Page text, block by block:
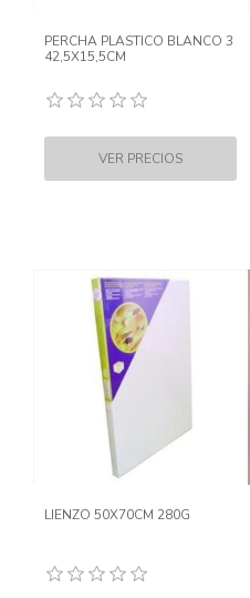
PERCHA PLASTICO BLANCO 3
42,5X15,5CM
LIENZO 50X70CM 280G